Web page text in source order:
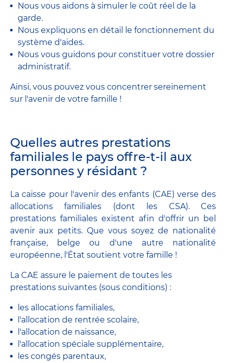
Nous vous aidons à simuler le coût réel de la
garde.
Nous expliquons en détail le fonctionnement du
système d'aides.
Nous vous guidons pour constituer votre dossier
administratif.
Ainsi, vous pouvez vous concentrer sereinement
sur l'avenir de votre famille !
Quelles autres prestations
familiales le pays offre-t-il aux
personnes y résidant ?
La caisse pour l'avenir des enfants (CAE) verse des
allocations familiales (dont les CSA). Ces
prestations familiales existent afin d'offrir un bel
avenir aux petits. Que vous soyez de nationalité
française, belge ou d'une autre nationalité
européenne, l'État soutient votre famille !
La CAE assure le paiement de toutes les
prestations suivantes (sous conditions) :
les allocations familiales,
l'allocation de rentrée scolaire,
l'allocation de naissance,
l'allocation spéciale supplémentaire,
les congés parentaux,